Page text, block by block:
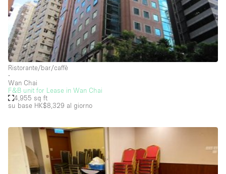
Fiera/festival
Galleria d'arte
Hall
Imbarcazione
Negozio in centro commerciale
Ristorante/bar/caffè
Sala conferenze
Sala riunioni
Salone
Ristorante/bar/caffè
∙
Wan Chai
F&B unit for Lease in Wan Chai
4,955 sq ft
su base HK$8,329 al giorno